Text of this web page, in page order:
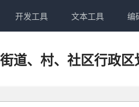
开发工具 文本工具 编
道、村、社区行政区